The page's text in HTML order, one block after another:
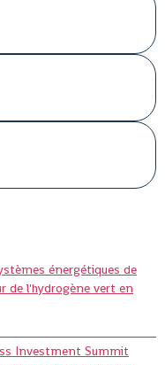
énergétiques de
de l'hydrogène vert en
Investment Summit